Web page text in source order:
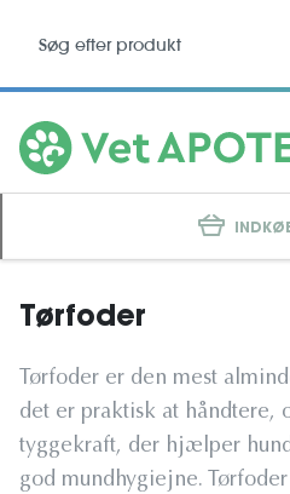
Tørfoder
Tørfoder er den mest
det er praktisk at håndtere,
tyggekraft, der hjælper
god mundhygiejne.